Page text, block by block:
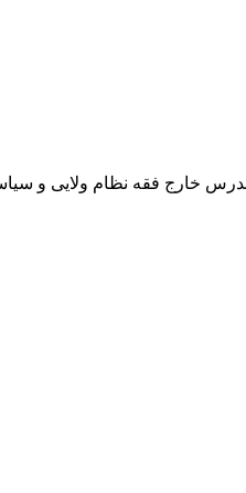
خارج فقه نظام ولایی و